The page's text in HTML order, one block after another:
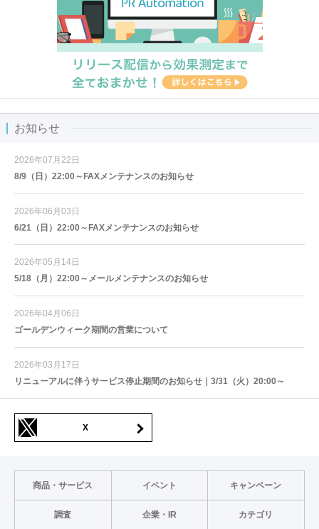
お知らせ
2026年07月22日
8/9（日）22:00～FAXメンテナンスのお知らせ
2026年06月03日
6/21（日）22:00～FAXメンテナンスのお知らせ
2026年05月14日
5/18（月）22:00～メールメンテナンスのお知らせ
2026年04月06日
ゴールデンウィーク期間の営業について
2026年03月17日
リニューアルに伴うサービス停止期間のお知らせ｜3/31（火）20:00～
X
商品・サービス イベント キャンペーン
調査 企業・IR カテゴリ